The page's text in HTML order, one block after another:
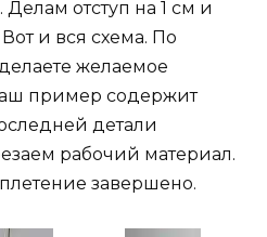
Делам отступ на 1 см и
и вся схема. По
желаемое
пример содержит
детали
рабочий материал.
завершено.